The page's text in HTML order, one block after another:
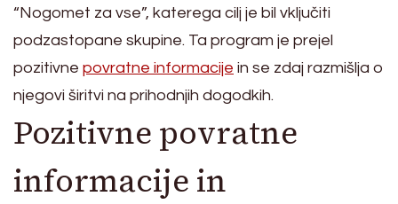
“Nogomet za vse”, katerega cilj je bil vključiti
podzastopane skupine. Ta program je prejel
pozitivne povratne informacije in se zdaj razmišlja o
njegovi širitvi na prihodnjih dogodkih.
Pozitivne povratne
informacije in